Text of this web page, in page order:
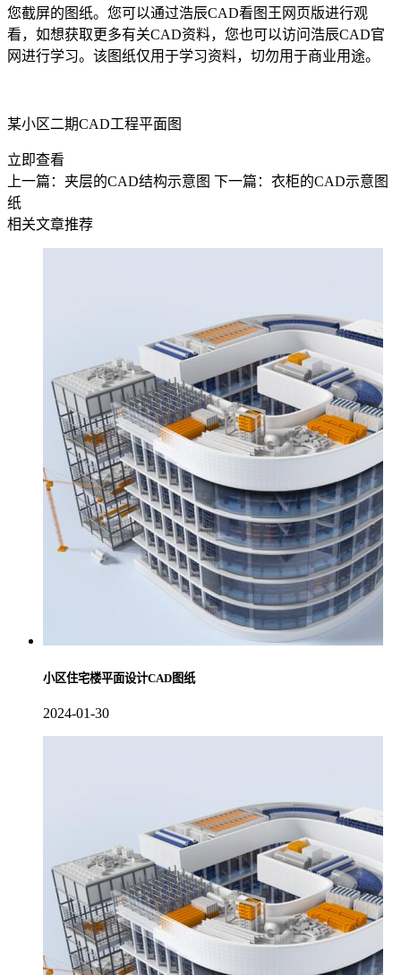
您截屏的图纸。您可以通过浩辰CAD看图王网页版进行观
看，如想获取更多有关CAD资料，您也可以访问浩辰CAD官
网进行学习。该图纸仅用于学习资料，切勿用于商业用途。
某小区二期CAD工程平面图
立即查看
上一篇：夹层的CAD结构示意图 下一篇：衣柜的CAD示意图
纸
相关文章推荐
小区住宅楼平面设计CAD图纸
2024-01-30